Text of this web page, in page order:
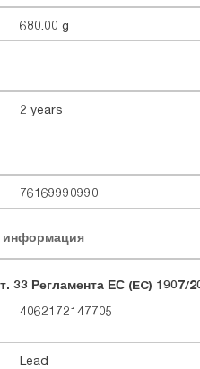
680.00 g
2 years
76169990990
информация
Регламента ЕС (EC) 1907/
4062172147705
Lead